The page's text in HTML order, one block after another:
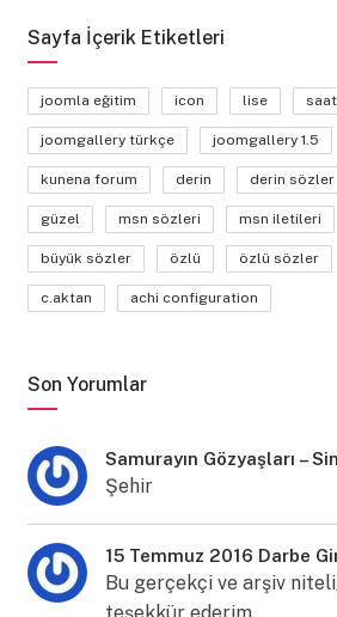
Sayfa İçerik Etiketleri
joomla eğitim icon lise saat
joomgallery türkçe joomgallery 1.5
kunena forum derin derin sözler
güzel msn sözleri msn iletileri
büyük sözler özlü özlü sözler
c.aktan achi configuration
Son Yorumlar
Samurayın Gözyaşları –
Şehir
15 Temmuz 2016 Darbe
Bu gerçekçi ve arşiv